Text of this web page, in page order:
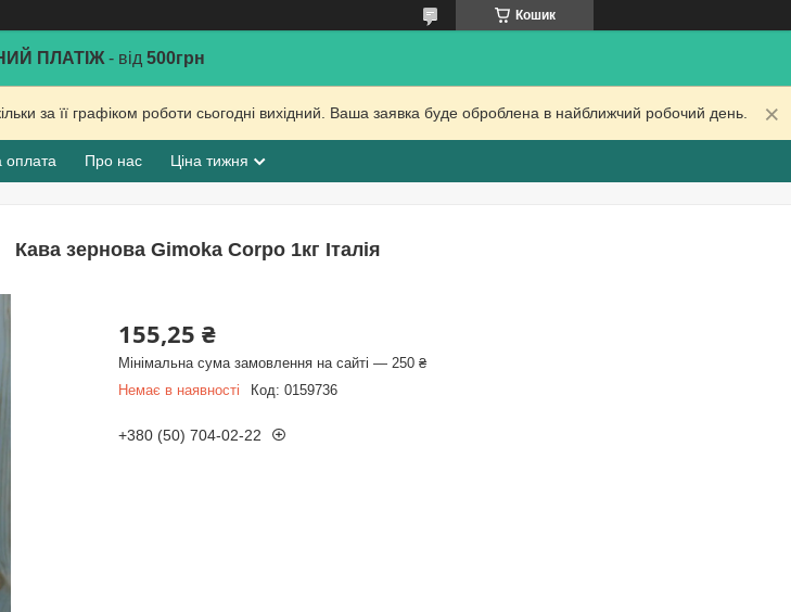
Кошик
ПЛАТІЖ - від 500грн
за її графіком роботи сьогодні вихідний. Ваша заявка буде оброблена в найближчий робочий день.
оплата Про нас Ціна тижня
Кава зернова Gimoka Corpo 1кг Італія
155,25 ₴
Мінімальна сума замовлення на сайті — 250 ₴
Немає в наявності
Код: 0159736
+380 (50) 704-02-22